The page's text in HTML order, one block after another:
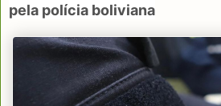
pela polícia boliviana